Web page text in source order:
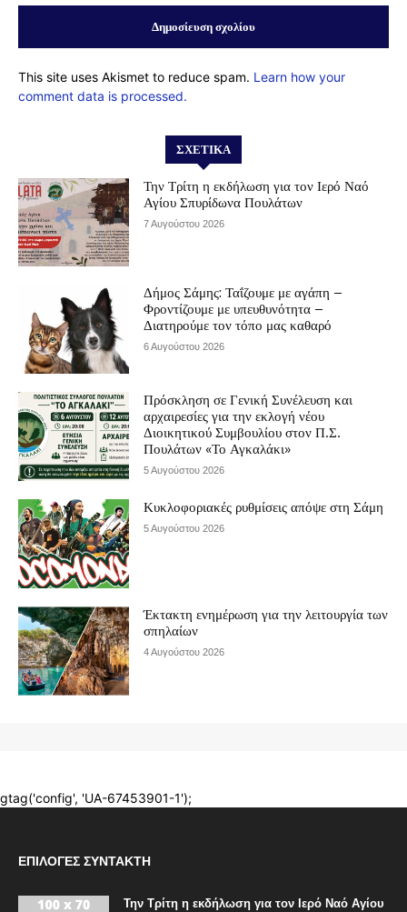
ΕΠΙΛΟΓΈΣ ΣΥΝΤΆΚΤΗ
Την Τρίτη η εκδήλωση για τον Ιερό Ναό Αγίου